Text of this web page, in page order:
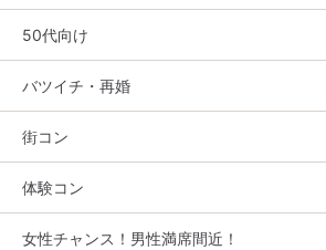
50代向け
バツイチ・再婚
街コン
体験コン
女性チャンス！男性満席間近！